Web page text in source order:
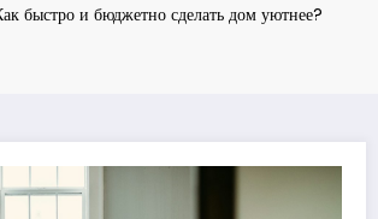
быстро и бюджетно сделать дом уютнее?